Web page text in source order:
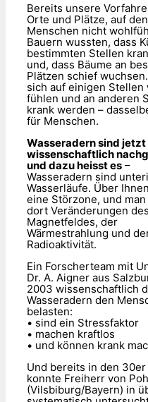
Bereits unsere
Orte und Plätze, auf
Menschen nicht
Bauern wussten, dass
bestimmten Stellen
und, dass Bäume an
Plätzen schief
sich auf einigen Stellen
fühlen und an anderen
krank werden –
für Menschen.
Wasseradern sind jetzt
wissenschaftlich
und dazu heisst es –
Wasseradern sind
Wasserläufe. Über
eine Störzone, und
dort Veränderungen des
Magnetfeldes, der
Wärmestrahlung und
Radioaktivität.
Ein Forscherteam mit
Dr. A. Aigner aus
2003 wissenschaftlich
Wasseradern den
belasten:
• sind ein Stressfaktor
• machen kraftlos
• und können krank
Und bereits in den 30er
konnte Freiherr von
(Vilsbiburg/Bayern) in